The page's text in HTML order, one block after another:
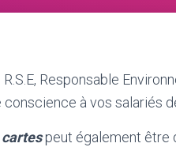
Responsable
conscience à vos salariés
cartespeut également être